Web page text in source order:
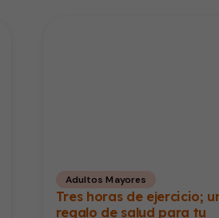
Adultos Mayores
Tres horas de ejercicio;
regalo de salud para tu